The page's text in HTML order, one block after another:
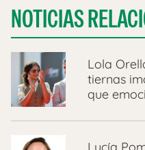
NOTICIAS
Lola
tiernas
que
Lucía